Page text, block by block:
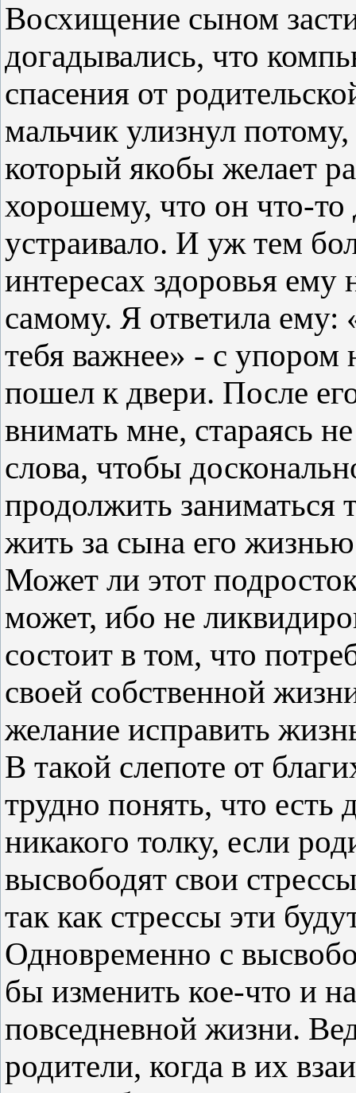
Восхищение сыном
догадывались, что
спасения от
мальчик улизнул
который якобы желает
хорошему, что он что-то
устраивало. И уж тем
интересах здоровья
самому. Я ответила ему:
тебя важнее» - с
пошел к двери. После
внимать мне, стараясь
слова, чтобы
продолжить заниматься
жить за сына его
Может ли этот
может, ибо не
состоит в том, что
своей собственной
желание исправить
В такой слепоте от
трудно понять, что есть
никакого толку, если
высвободят свои
так как стрессы эти
Одновременно с
бы изменить кое-что и
повседневной жизни.
родители, когда в их